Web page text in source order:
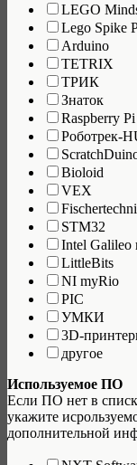
LEGO
Lego Spike
Arduino
TETRIX
ТРИК
Знаток
Raspberry Pi
Роботрек-
Bioloid
VEX
STM32
Intel Galileo
LittleBits
NI myRio
PIC
УМКИ
3D-
другое
Используемое ПО
Если ПО нет в
укажите
дополнительной